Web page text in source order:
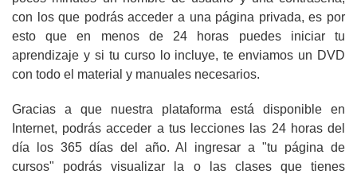
con los que podrás acceder a una página privada, es por
esto que en menos de 24 horas puedes iniciar tu
aprendizaje y si tu curso lo incluye, te enviamos un DVD
con todo el material y manuales necesarios.
Gracias a que nuestra plataforma está disponible en
Internet, podrás acceder a tus lecciones las 24 horas del
día los 365 días del año. Al ingresar a "tu página de
cursos" podrás visualizar la o las clases que tienes